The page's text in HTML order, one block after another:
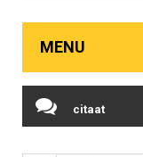
MENU
citaat